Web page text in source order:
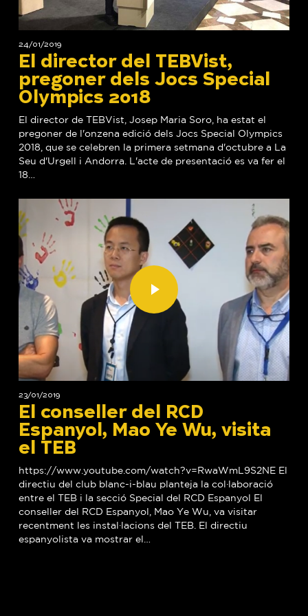
2018
24/01/2019
El director del TEBVist,
pregoner dels Jocs Special
Olympics 2018
El director de TEBVist, Josep Maria Soro, ha estat el
pregoner de l'onzena edició dels Jocs Special Olympics
2018, que se celebren la primera setmana d'octubre a La
Seu d'Urgell i Andorra. L'acte de presentació es va fer el
18…
23/01/2019
El conseller del RCD
Espanyol, Mao Ye Wu, visita
el TEB
https://www.youtube.com/watch?v=RwaWmL9S2NE El
directiu del club blanc-i-blau planteja la col·laboració
entre el TEB i la secció Special del RCD Espanyol El
conseller del RCD Espanyol, Mao Ye Wu, va visitar
recentment les instal·lacions del TEB. El directiu
espanyolista va mostrar el…